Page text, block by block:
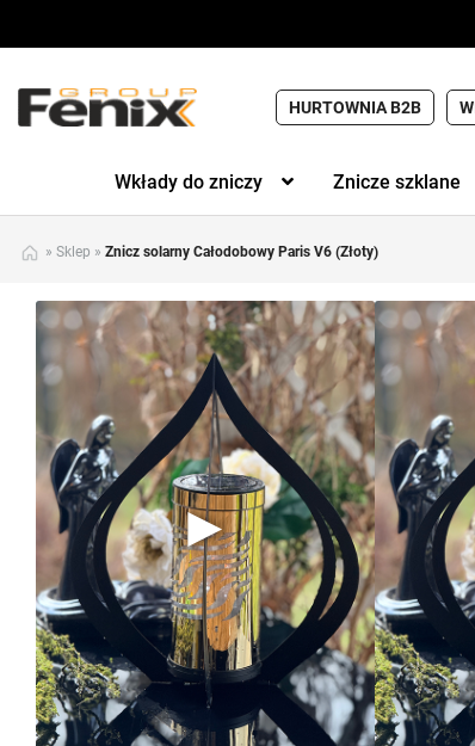
HURTOWNIA B2B
Wkłady do zniczy Znicze szklane
» Sklep » Znicz solarny Całodobowy Paris V6 (Złoty)
►